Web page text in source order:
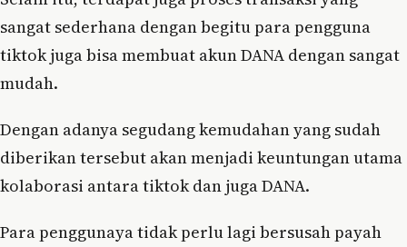
sangat sederhana dengan begitu para pengguna
tiktok juga bisa membuat akun DANA dengan sangat
mudah.
Dengan adanya segudang kemudahan yang sudah
diberikan tersebut akan menjadi keuntungan utama
kolaborasi antara tiktok dan juga DANA.
Para penggunaya tidak perlu lagi bersusah payah